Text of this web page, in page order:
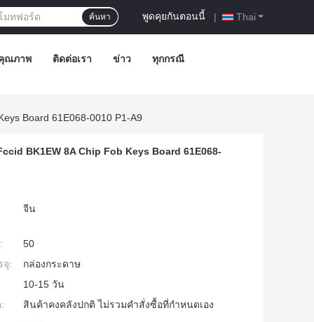
Thai
พูดคุยกันตอนนี้ |
ค้นหา
ณภาพ ติดต่อเรา ข่าว ทุกกรณี
Board 61E068-0010 P1-A9
BK1EW 8A Chip Fob Keys Board 61E068-
จีน
50
จุ:
กล่องกระดาษ
10-15 วัน
สินค้าคงคลังปกติ ไม่รวมคำสั่งซื้อที่กำหนดเอง